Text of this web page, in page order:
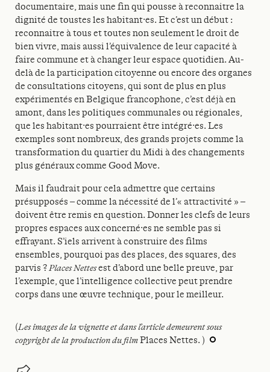
documentaire, mais une fin qui pousse à reconnaitre la
dignité de toustes les habitant·es. Et c’est un début :
reconnaitre à tous et toutes non seulement le droit de
bien vivre, mais aussi l’équivalence de leur capacité à
faire commune et à changer leur espace quotidien. Au-
delà de la participation citoyenne ou encore des organes
de consultations citoyens, qui sont de plus en plus
expérimentés en Belgique francophone, c’est déjà en
amont, dans les politiques communales ou régionales,
que les habitant·es pourraient être intégré·es. Les
exemples sont nombreux, des grands projets comme la
transformation du quartier du Midi à des changements
plus généraux comme Good Move.
Mais il faudrait pour cela admettre que certains
présupposés – comme la nécessité de l’« attractivité » –
doivent être remis en question. Donner les clefs de leurs
propres espaces aux concerné·es ne semble pas si
effrayant. S’iels arrivent à construire des films
ensembles, pourquoi pas des places, des squares, des
parvis ?Places Nettesest d’abord une belle preuve, par
l’exemple, que l’intelligence collective peut prendre
corps dans une œuvre technique, pour le meilleur.
(Les images de la vignette et dans l’article demeurent sous
copyright de la production du filmPlaces Nettes. )